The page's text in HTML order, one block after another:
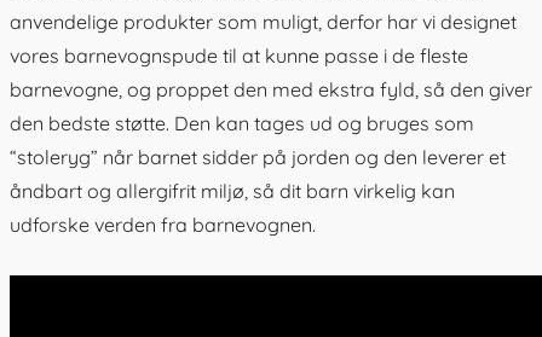
anvendelige produkter som muligt, derfor har vi designet
vores barnevognspude til at kunne passe i de fleste
barnevogne, og proppet den med ekstra fyld, så den giver
den bedste støtte. Den kan tages ud og bruges som
“stoleryg” når barnet sidder på jorden og den leverer et
åndbart og allergifrit miljø, så dit barn virkelig kan
udforske verden fra barnevognen.